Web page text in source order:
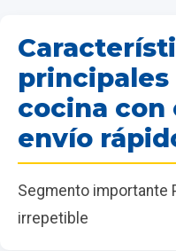
cocina con
envío
Segmento importante
irrepetible